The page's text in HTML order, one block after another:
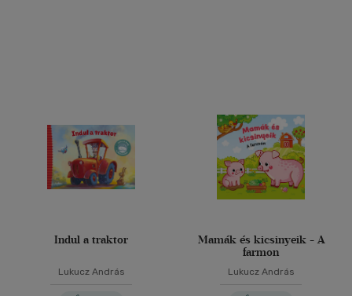
Indul a traktor
Lukucz András
Mamák és kicsinyeik - A
farmon
Lukucz András